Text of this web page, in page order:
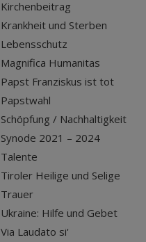
Kirchenbeitrag
Krankheit und Sterben
Lebensschutz
Magnifica Humanitas
Papst Franziskus ist tot
Papstwahl
Schöpfung / Nachhaltigkeit
Synode 2021 – 2024
Talente
Tiroler Heilige und Selige
Trauer
Ukraine: Hilfe und Gebet
Via Laudato si'